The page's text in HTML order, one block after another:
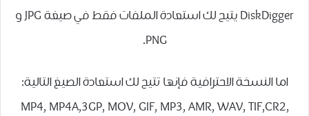
DiskDigger يتيح لك استعادة الملفات فقط في صيغة JPG و
PNG.
اما النسخة الاحترافية فإنها تتيح لك استعادة الصيغ التالية:
MP4, MP4A,3GP, MOV, GIF, MP3, AMR, WAV, TIF,CR2,